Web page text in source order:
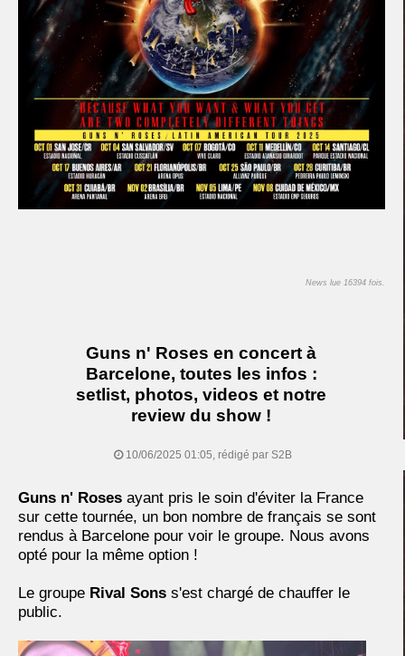
News lue 16394 fois.
Guns n' Roses en concert à
Barcelone, toutes les infos :
setlist, photos, videos et notre
review du show !
10/06/2025 01:05, rédigé par S2B
Guns n' Roses ayant pris le soin d'éviter la France
sur cette tournée, un bon nombre de français se sont
rendus à Barcelone pour voir le groupe. Nous avons
opté pour la même option !
Le groupe Rival Sons s'est chargé de chauffer le
public.